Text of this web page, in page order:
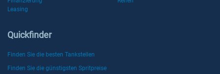
Leasing
Quickfinder
Finden Sie die besten Tankstellen
Finden Sie die günstigsten Spritpreise